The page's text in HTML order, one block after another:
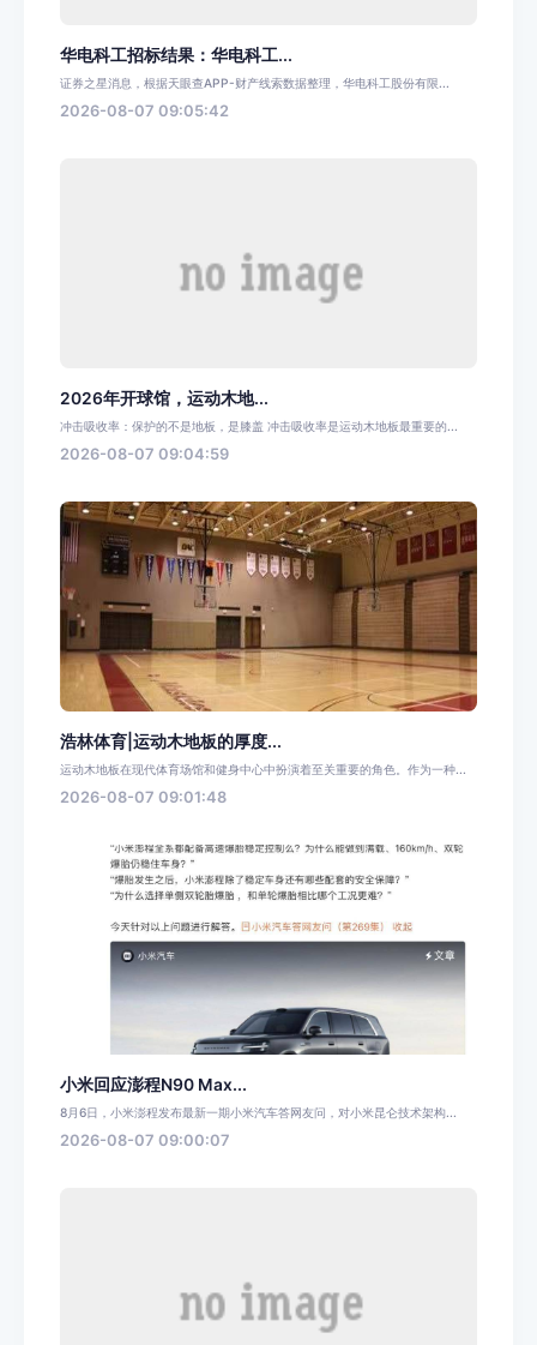
华电科工招标结果：华电科工...
证券之星消息，根据天眼查APP-财产线索数据整理，华电科工股份有限...
2026-08-07 09:05:42
2026年开球馆，运动木地...
冲击吸收率：保护的不是地板，是膝盖 冲击吸收率是运动木地板最重要的...
2026-08-07 09:04:59
浩林体育|运动木地板的厚度...
运动木地板在现代体育场馆和健身中心中扮演着至关重要的角色。作为一种...
2026-08-07 09:01:48
小米回应澎程N90 Max...
8月6日，小米澎程发布最新一期小米汽车答网友问，对小米昆仑技术架构...
2026-08-07 09:00:07